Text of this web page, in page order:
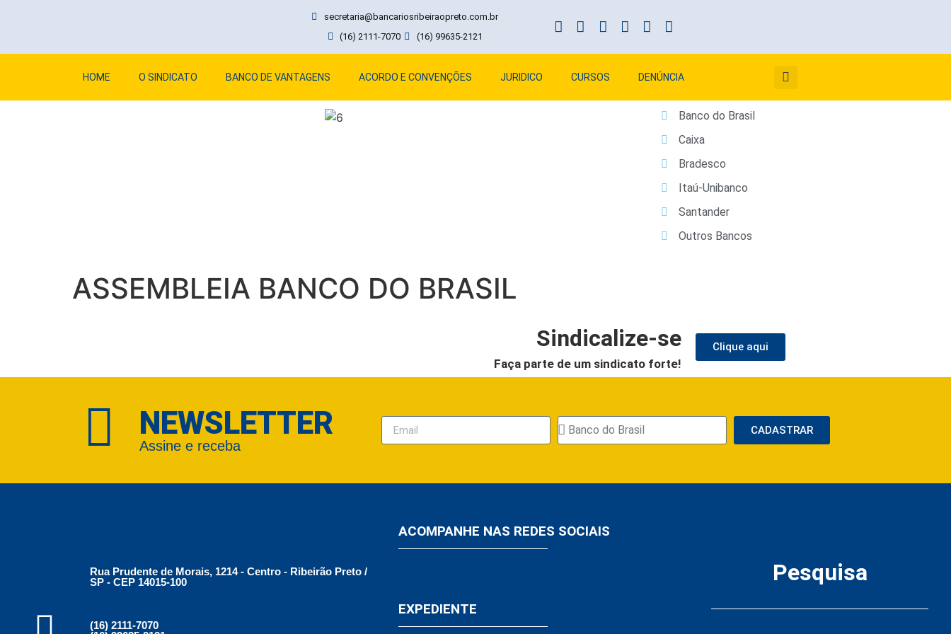
secretaria@bancariosribeiraopreto.com.br
(16) 2111-7070
(16) 99635-2121
HOME O SINDICATO BANCO DE VANTAGENS ACORDO E CONVENÇÕES JURIDICO CURSOS DENÚNCIA
Banco do Brasil
Caixa
Bradesco
Itaú-Unibanco
Santander
Outros Bancos
ASSEMBLEIA BANCO DO BRASIL
Sindicalize-se
Faça parte de um sindicato forte!
Clique aqui
NEWSLETTER
Assine e receba
CADASTRAR
Rua Prudente de Morais, 1214 - Centro - Ribeirão Preto /
SP - CEP 14015-100
(16) 2111-7070
ACOMPANHE NAS REDES SOCIAIS
EXPEDIENTE
Pesquisa